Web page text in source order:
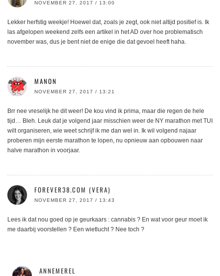
NOVEMBER 27, 2017 / 13:00
Lekker herfstig weekje! Hoewel dat, zoals je zegt, ook niet altijd positief is. Ik
las afgelopen weekend zelfs een artikel in het AD over hoe problematisch
november was, dus je bent niet de enige die dat gevoel heeft haha.
MANON
NOVEMBER 27, 2017 / 13:21
Brr nee vreselijk he dit weer! De kou vind ik prima, maar die regen de hele
tijd… Bleh. Leuk dat je volgend jaar misschien weer de NY marathon met TUI
wilt organiseren, wie weet schrijf ik me dan wel in. Ik wil volgend najaar
proberen mijn eerste marathon te lopen, nu opnieuw aan opbouwen naar
halve marathon in voorjaar.
FOREVER38.COM (VERA)
NOVEMBER 27, 2017 / 13:43
Lees ik dat nou goed op je geurkaars : cannabis ? En wat voor geur moet ik
me daarbij voorstellen ? Een wietlucht ? Nee toch ?
ANNEMEREL